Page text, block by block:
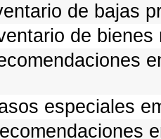
de bajas
de
especiales